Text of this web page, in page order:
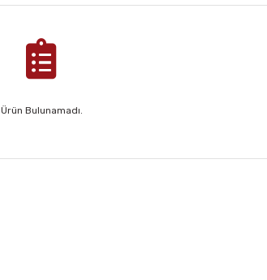
Ürün Bulunamadı.